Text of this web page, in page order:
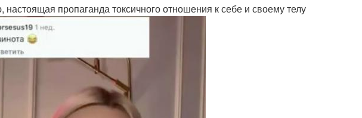
пропаганда токсичного отношения к себе и своему телу